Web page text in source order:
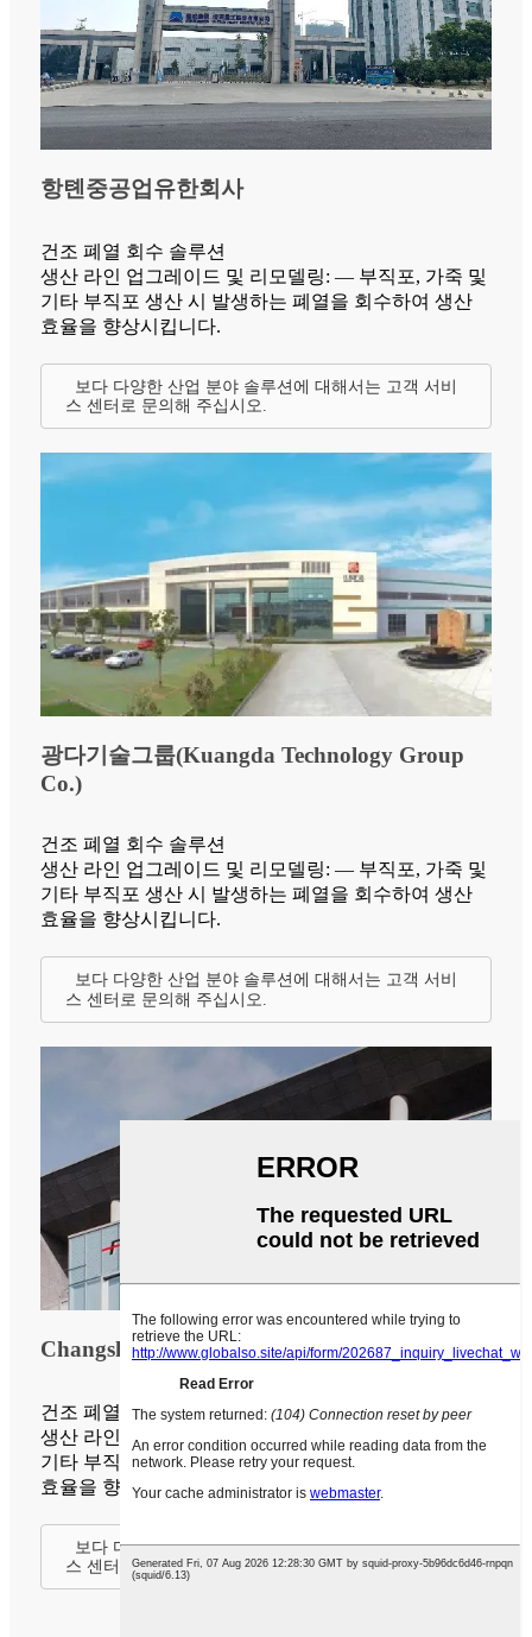
항톈중공업유한회사
건조 폐열 회수 솔루션
생산 라인 업그레이드 및 리모델링: — 부직포, 가죽 및
기타 부직포 생산 시 발생하는 폐열을 회수하여 생산
효율을 향상시킵니다.
보다 다양한 산업 분야 솔루션에 대해서는 고객 서비
스 센터로 문의해 주십시오.
광다기술그룹(Kuangda Technology Group
Co.)
건조 폐열 회수 솔루션
생산 라인 업그레이드 및 리모델링: — 부직포, 가죽 및
기타 부직포 생산 시 발생하는 폐열을 회수하여 생산
효율을 향상시킵니다.
보다 다양한 산업 분야 솔루션에 대해서는 고객 서비
스 센터로 문의해 주십시오.
Changshu Feilong 부직포 기계 유한 회사
건조 폐열 회수 솔루션
생산 라인 업그레이드 및 리모델링: — 부직포, 가죽 및
기타 부직포 생산 시 발생하는 폐열을 회수하여 생산
효율을 향상시킵니다.
보다 다양한 산업 분야 솔루션에 대해서는 고객 서비
스 센터로 문의해 주십시오.